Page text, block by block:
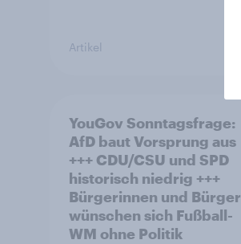
Artikel
YouGov Sonntagsfrage:
AfD baut Vorsprung aus
+++ CDU/CSU und SPD
historisch niedrig +++
Bürgerinnen und Bürger
wünschen sich Fußball-
WM ohne Politik